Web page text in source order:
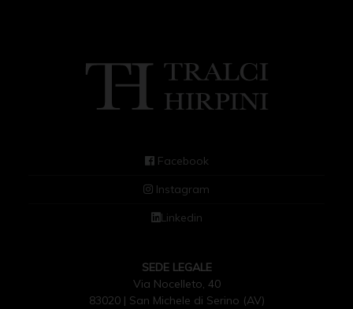
Facebook
Instagram
Linkedin
SEDE LEGALE
Via Nocelleto, 40
83020 | San Michele di Serino (AV)